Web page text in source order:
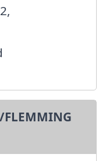
FLEMMING